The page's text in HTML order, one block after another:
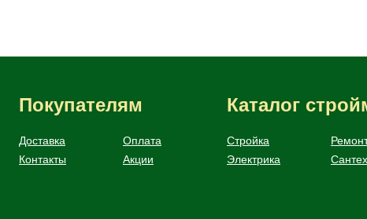
Покупателям
Доставка
Оплата
Контакты
Акции
Каталог
Стройка
Электрика